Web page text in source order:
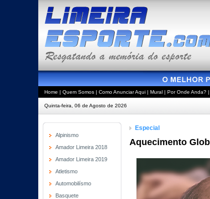
Home | Quem Somos | Como Anunciar Aqui | Mural | Por Onde Anda? |
Quinta-feira, 06 de Agosto de 2026
Alpinismo
Amador Limeira 2018
Amador Limeira 2019
Atletismo
Automobilísmo
Basquete
Especial
Aquecimento